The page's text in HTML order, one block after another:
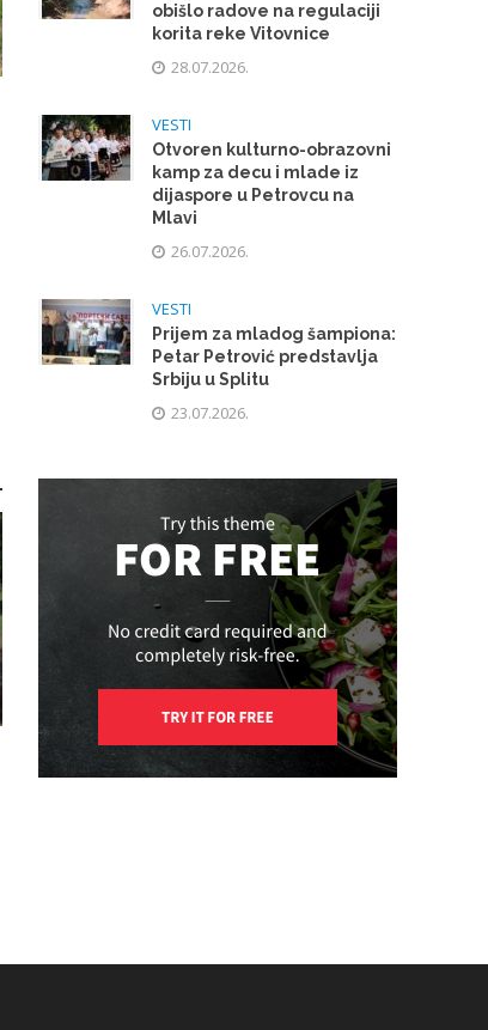
obišlo radove na regulaciji
korita reke Vitovnice
28.07.2026.
VESTI
Otvoren kulturno-obrazovni
kamp za decu i mlade iz
dijaspore u Petrovcu na
Mlavi
26.07.2026.
VESTI
Prijem za mladog šampiona:
Petar Petrović predstavlja
Srbiju u Splitu
23.07.2026.